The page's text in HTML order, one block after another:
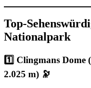
Top-
Nationalpark
1️⃣ Clingmans Dome
2.025 m) 🔭